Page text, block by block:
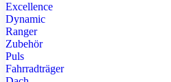
Excellence
Dynamic
Ranger
Zubehör
Puls
Fahrradträger